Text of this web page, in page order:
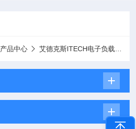
产品中心 艾德克斯ITECH电子负载